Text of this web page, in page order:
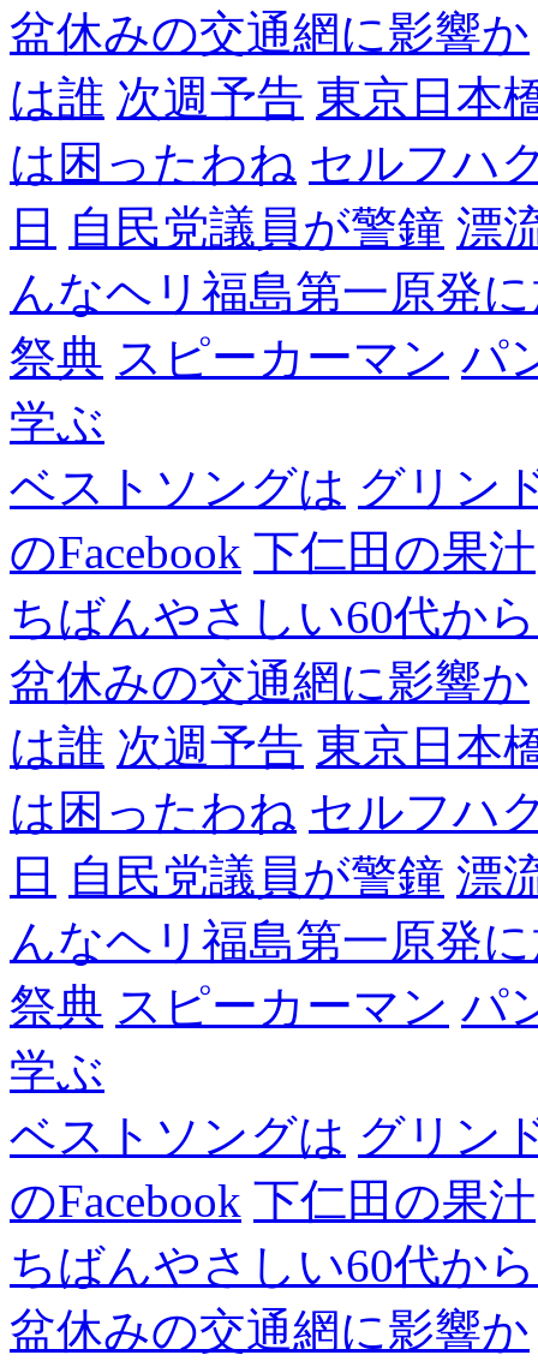
盆休みの交通網に影響か
は誰 次週予告 東京日本
は困ったわね セルフハ
日 自民党議員が警鐘 漂
んなヘリ福島第一原発
祭典 スピーカーマン パ
学ぶ
ベストソングは グリン
のFacebook 下仁田の果汁
ちばんやさしい60代から
盆休みの交通網に影響か
は誰 次週予告 東京日本
は困ったわね セルフハ
日 自民党議員が警鐘 漂
んなヘリ福島第一原発
祭典 スピーカーマン パ
学ぶ
ベストソングは グリン
のFacebook 下仁田の果汁
ちばんやさしい60代から
盆休みの交通網に影響か